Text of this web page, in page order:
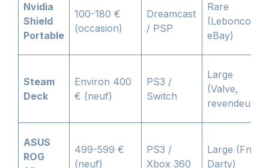
Nvidia
Shield
Portable
100-180 €
(occasion)
Dreamcast
/ PSP
Rare
(Leboncoin,
eBay)
Steam
Deck
Environ 400
€ (neuf)
PS3 /
Switch
Large
(Valve,
revendeurs)
ASUS
ROG
499-599 €
(neuf)
PS3 /
Xbox 360
Large (Fnac,
Darty)